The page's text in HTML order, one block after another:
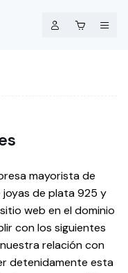
mayorista de
joyas de plata 925 y
web en el dominio
con los siguientes
relación con
detenidamente esta